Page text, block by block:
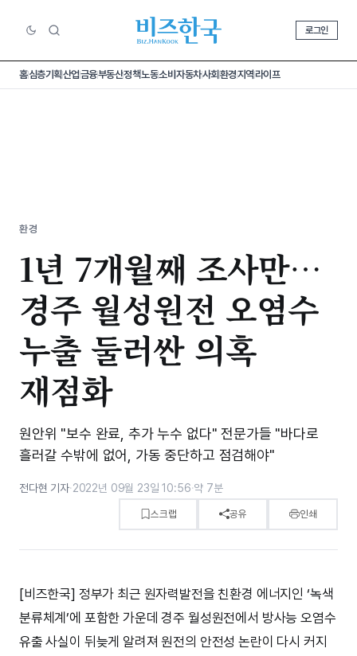
로그인
홈심층기획산업금융부동산정책노동소비 자동차사회환경지역라이프
환경
1년 7개월째 조사만…
경주 월성원전 오염수
누출 둘러싼 의혹
재점화
원안위 "보수 완료, 추가 누수 없다" 전문가들 "바다로
흘러갈 수밖에 없어, 가동 중단하고 점검해야"
전다현 기자·2022년 09월 23일 10:56·약 7분
스크랩 공유 인쇄
[비즈한국] 정부가 최근 원자력발전을 친환경 에너지인 ‘녹색
분류체계’에 포함한 가운데 경주 월성원전에서 방사능 오염수
유출 사실이 뒤늦게 알려져 원전의 안전성 논란이 다시 커지